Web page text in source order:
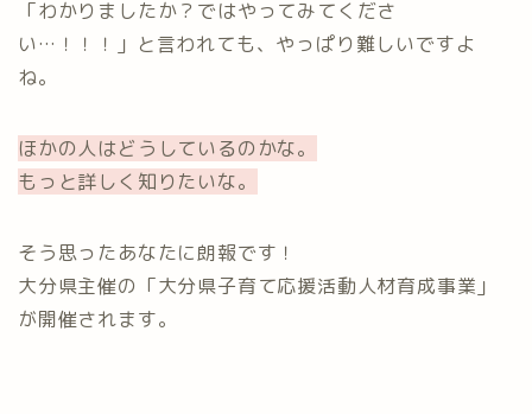
「わかりましたか？ではやってみてくださ
い…！！！」と言われても、やっぱり難しいですよ
ね。
ほかの人はどうしているのかな。
もっと詳しく知りたいな。
そう思ったあなたに朗報です！
大分県主催の「大分県子育て応援活動人材育成事業」
が開催されます。